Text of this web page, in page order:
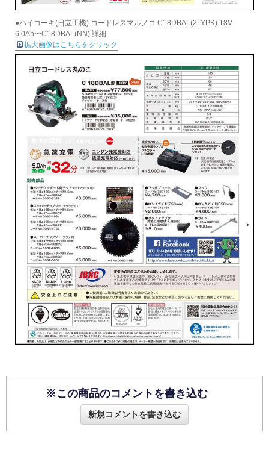
●ハイコーキ(日立工機) コードレスマルノコ C18DBAL(2LYPK) 18V
6.0Ah〜C18DBAL(NN) 詳細
拡大画像はこちらをクリック
※この商品のコメントを書き込む
新規コメントを書き込む